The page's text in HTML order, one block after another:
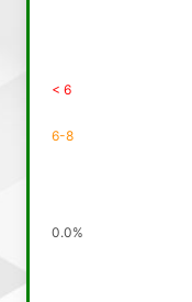
< 6
6-8
0.0%